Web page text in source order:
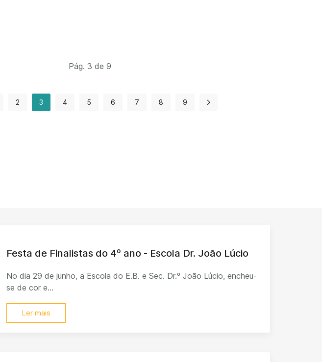
Pág. 3 de 9
2 3 4 5 6 7 8 9
Festa de Finalistas do 4º ano - Escola Dr. João Lúcio
No dia 29 de junho, a Escola do E.B. e Sec. Dr.º João Lúcio, encheu-
se de cor e...
Ler mais